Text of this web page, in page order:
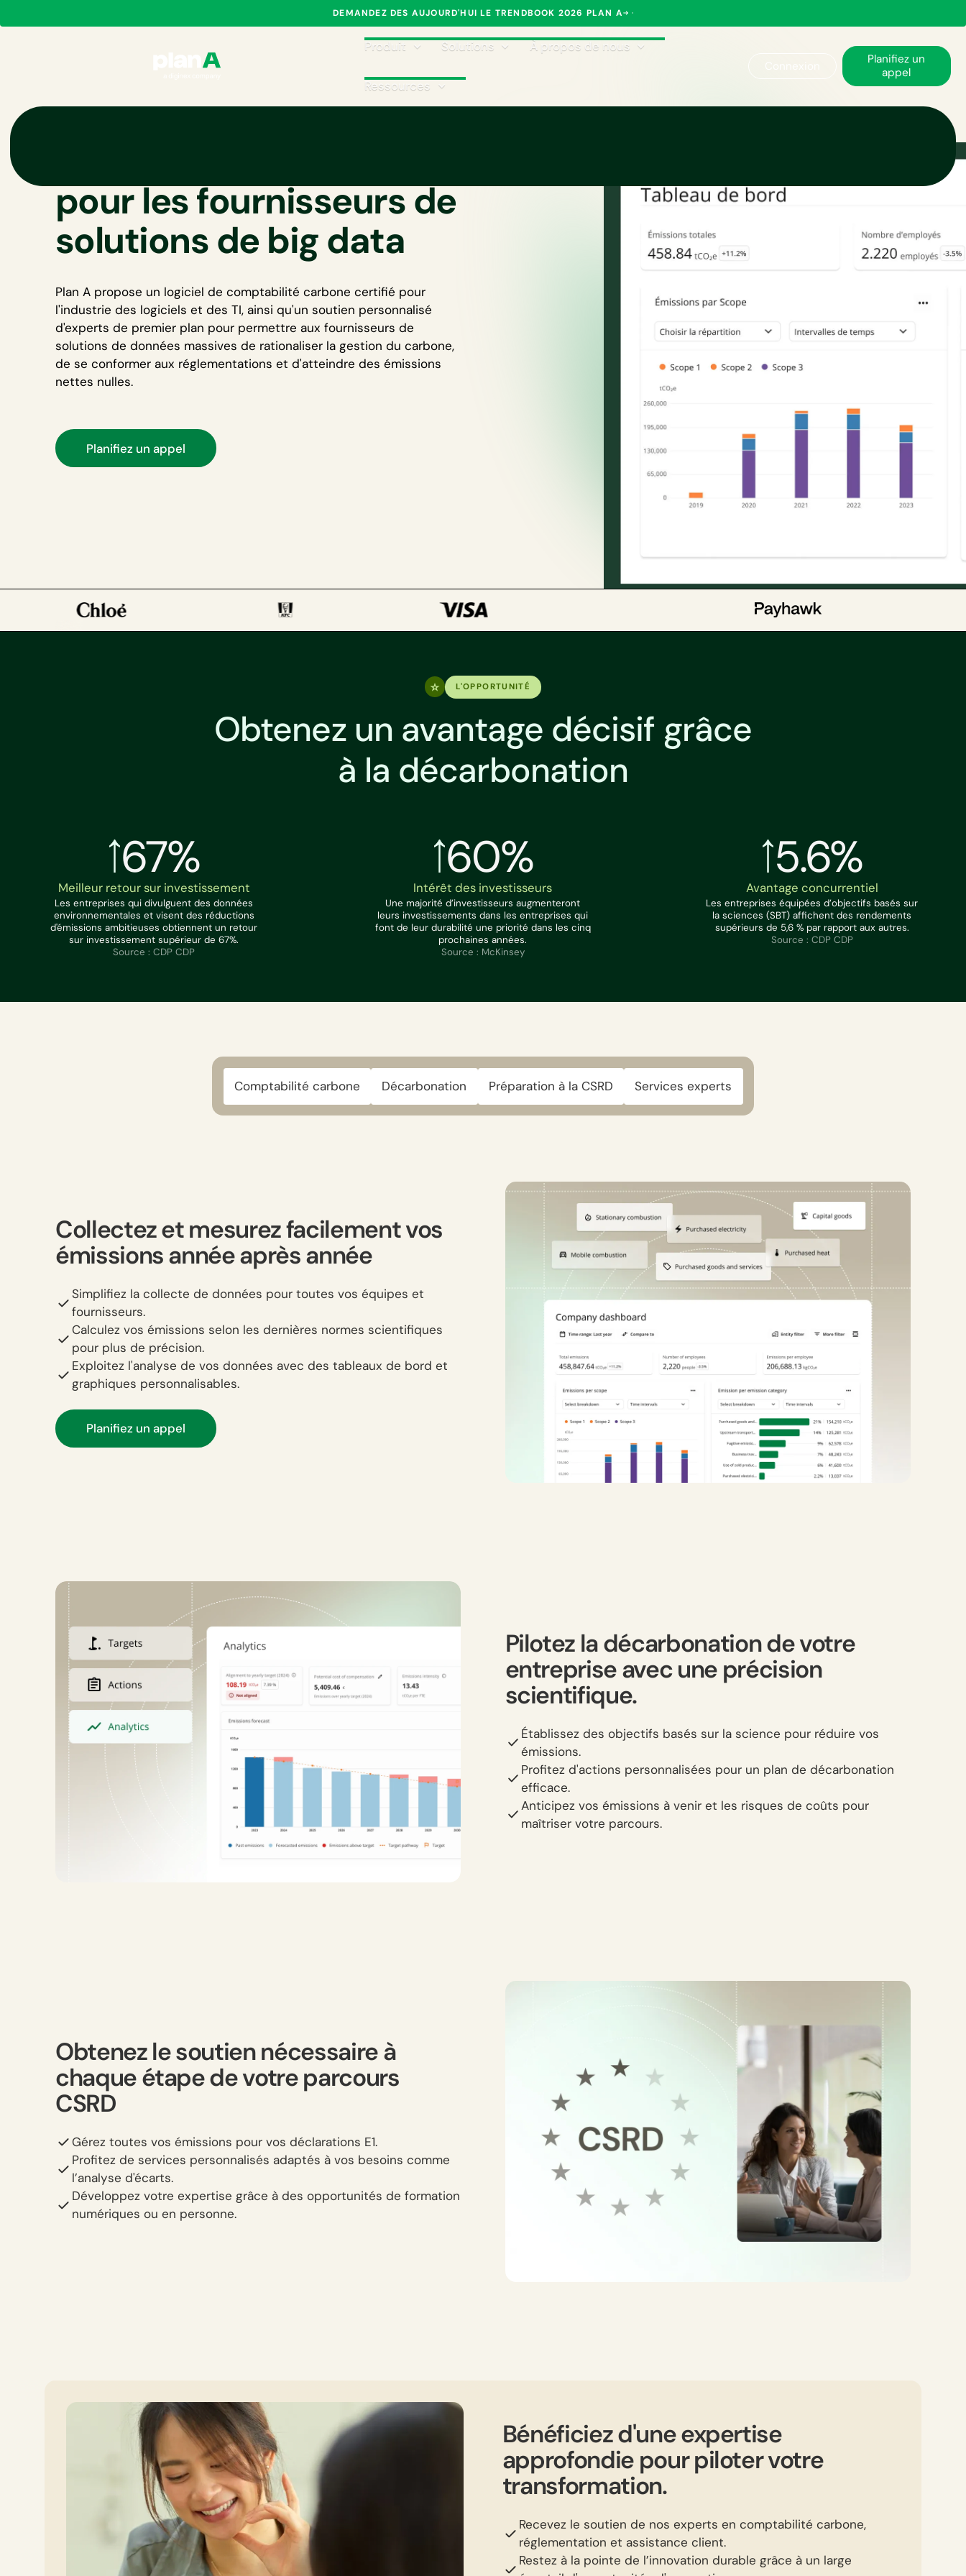
DEMANDEZ DES AUJOURD'HUI LE TRENDBOOK 2026 PLAN A
Produit Solutions À propos de nous
Ressources
Planifiez un
appel
pour les fournisseurs de
solutions de big data
Plan A propose un logiciel de comptabilité carbone certifié pour
l'industrie des logiciels et des TI, ainsi qu'un soutien personnalisé
d'experts de premier plan pour permettre aux fournisseurs de
solutions de données massives de rationaliser la gestion du carbone,
de se conformer aux réglementations et d'atteindre des émissions
nettes nulles.
Planifiez un appel
L'OPPORTUNITÉ
Obtenez un avantage décisif grâce
à la décarbonation
67%
Meilleur retour sur investissement
Les entreprises qui divulguent des données
environnementales et visent des réductions
d'émissions ambitieuses obtiennent un retour
sur investissement supérieur de 67%.
Source : CDP CDP
60%
Intérêt des investisseurs
Une majorité d’investisseurs augmenteront
leurs investissements dans les entreprises qui
font de leur durabilité une priorité dans les cinq
prochaines années.
Source : McKinsey
5.6%
Avantage concurrentiel
Les entreprises équipées d’objectifs basés sur
la sciences (SBT) affichent des rendements
supérieurs de 5,6 % par rapport aux autres.
Source : CDP CDP
Comptabilité carbone Décarbonation Préparation à la CSRD Services experts
Collectez et mesurez facilement vos
émissions année après année
Simplifiez la collecte de données pour toutes vos équipes et
fournisseurs.
Calculez vos émissions selon les dernières normes scientifiques
pour plus de précision.
Exploitez l'analyse de vos données avec des tableaux de bord et
graphiques personnalisables.
Planifiez un appel
Pilotez la décarbonation de votre
entreprise avec une précision
scientifique.
Établissez des objectifs basés sur la science pour réduire vos
émissions.
Profitez d'actions personnalisées pour un plan de décarbonation
efficace.
Anticipez vos émissions à venir et les risques de coûts pour
maîtriser votre parcours.
Obtenez le soutien nécessaire à
chaque étape de votre parcours
CSRD
Gérez toutes vos émissions pour vos déclarations E1.
Profitez de services personnalisés adaptés à vos besoins comme
l’analyse d'écarts.
Développez votre expertise grâce à des opportunités de formation
numériques ou en personne.
Bénéficiez d'une expertise
approfondie pour piloter votre
transformation.
Recevez le soutien de nos experts en comptabilité carbone,
réglementation et assistance client.
Restez à la pointe de l’innovation durable grâce à un large